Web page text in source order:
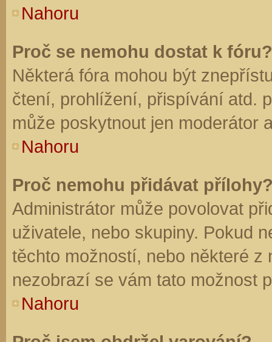
Nahoru
Proč se nemohu dostat k fóru?
Některá fóra mohou být
čtení, prohlížení, přispívání atd.
může poskytnout jen moderátor
Nahoru
Proč nemohu přidávat
Administrátor může povolovat
uživatele, nebo skupiny. Pokud
těchto možností, nebo některé z
nezobrazí se vám tato možnost
Nahoru